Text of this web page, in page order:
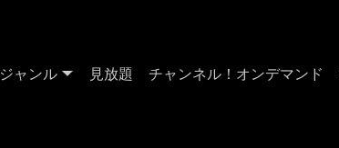
ジャンル 見放題 チャンネル！オンデマンド